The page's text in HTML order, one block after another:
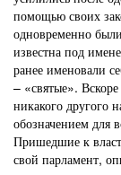
помощью своих
одновременно
известна под
ранее именовали
– «святые».
никакого другого
обозначением для
Пришедшие к
свой парламент,